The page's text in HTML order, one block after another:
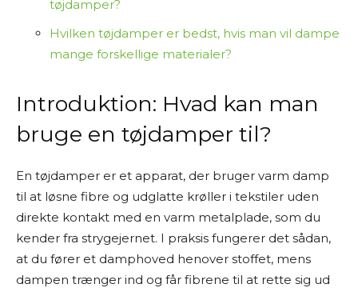
tøjdamper?
Hvilken tøjdamper er bedst, hvis man vil dampe
mange forskellige materialer?
Introduktion: Hvad kan man
bruge en tøjdamper til?
En tøjdamper er et apparat, der bruger varm damp
til at løsne fibre og udglatte krøller i tekstiler uden
direkte kontakt med en varm metalplade, som du
kender fra strygejernet. I praksis fungerer det sådan,
at du fører et damphoved henover stoffet, mens
dampen trænger ind og får fibrene til at rette sig ud